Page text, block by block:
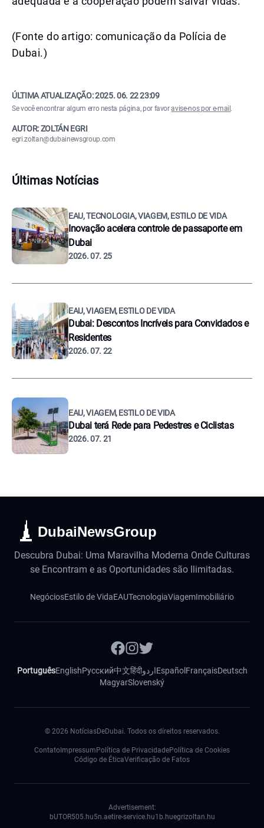
(Fonte do artigo: comunicação da Polícia de
Dubai.)
ÚLTIMA ATUALIZAÇÃO:2025. 06. 22 23:09
Se você encontrar algum erro nesta página, por favoravise-nos por e-mail .
AUTOR: ZOLTÁN EGRI
egri.zoltan@dubainewsgroup.com
Últimas Notícias
EAU, TECNOLOGIA, VIAGEM, ESTILO DE VIDA
Inovação acelera controle de passaporte em
Dubai
2026. 07. 25
EAU, VIAGEM, ESTILO DE VIDA
Dubai: Descontos Incríveis para Convidados e
Residentes
2026. 07. 22
EAU, VIAGEM, ESTILO DE VIDA
Dubai terá Rede para Pedestres e Ciclistas
2026. 07. 21
DubaiNewsGroup
Descubra Dubai: Uma Maravilha Moderna Onde Culturas
se Encontram e as Oportunidades são Ilimitadas.
NegóciosEstilo de VidaEAUTecnologiaViagemImobiliário
PortuguêsEnglishРусский中文हिंदीاردوEspañol FrançaisDeutsch
MagyarSlovenský
© 2026 NotíciasDeDubai. Todos os direitos reservados.
Contato Impressum Política de PrivacidadePolítica de Cookies
Código de ÉticaVerificação de Fatos
Advertisement:
bUTOR505.hu5n.aetire-service.hu1b.huegrizoltan.hu